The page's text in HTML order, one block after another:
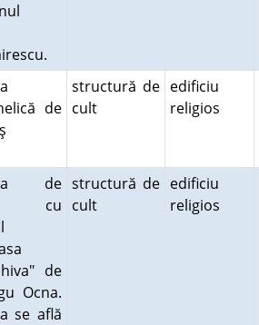
de
structură de
cult
edificiu
religios
de
cu
de
Ocna.
se află
structură de
cult
edificiu
religios